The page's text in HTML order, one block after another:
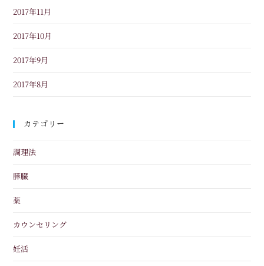
2017年11月
2017年10月
2017年9月
2017年8月
カテゴリー
調理法
膵臓
薬
カウンセリング
妊活